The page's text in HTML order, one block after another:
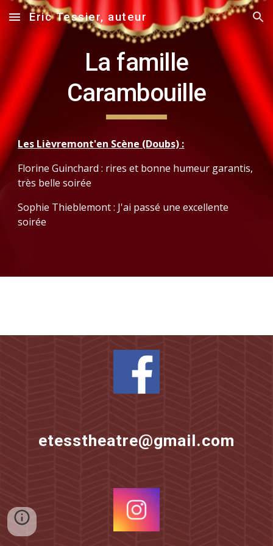
Skip to main content Skip to navigation
Eric Tessier, auteur
La famille
Carambouille
Les Lièvremont'en Scène (Doubs) :
Florine Guinchard : rires et bonne humeur garantis,
très belle soirée
Sophie Thieblemont : J'ai passé une excellente
soirée
etesstheatre@gmail.com